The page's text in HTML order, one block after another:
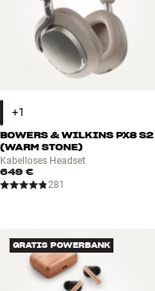
BOWERS & WILKINS PX8 S2
(WARM STONE)
Kabelloses Headset
649 €
281
GRATIS POWERBANK